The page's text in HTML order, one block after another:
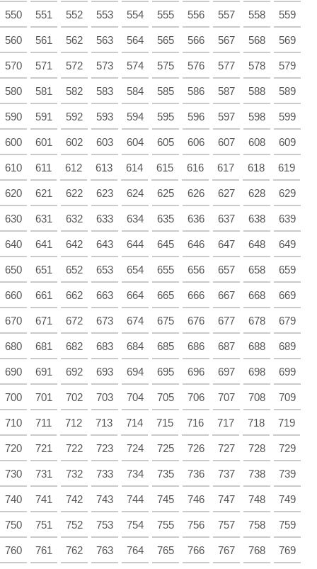
550 551 552 553 554 555 556 557 558 559
560 561 562 563 564 565 566 567 568 569
570 571 572 573 574 575 576 577 578 579
580 581 582 583 584 585 586 587 588 589
590 591 592 593 594 595 596 597 598 599
600 601 602 603 604 605 606 607 608 609
610 611 612 613 614 615 616 617 618 619
620 621 622 623 624 625 626 627 628 629
630 631 632 633 634 635 636 637 638 639
640 641 642 643 644 645 646 647 648 649
650 651 652 653 654 655 656 657 658 659
660 661 662 663 664 665 666 667 668 669
670 671 672 673 674 675 676 677 678 679
680 681 682 683 684 685 686 687 688 689
690 691 692 693 694 695 696 697 698 699
700 701 702 703 704 705 706 707 708 709
710 711 712 713 714 715 716 717 718 719
720 721 722 723 724 725 726 727 728 729
730 731 732 733 734 735 736 737 738 739
740 741 742 743 744 745 746 747 748 749
750 751 752 753 754 755 756 757 758 759
760 761 762 763 764 765 766 767 768 769